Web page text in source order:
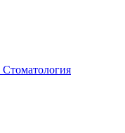
Стоматология